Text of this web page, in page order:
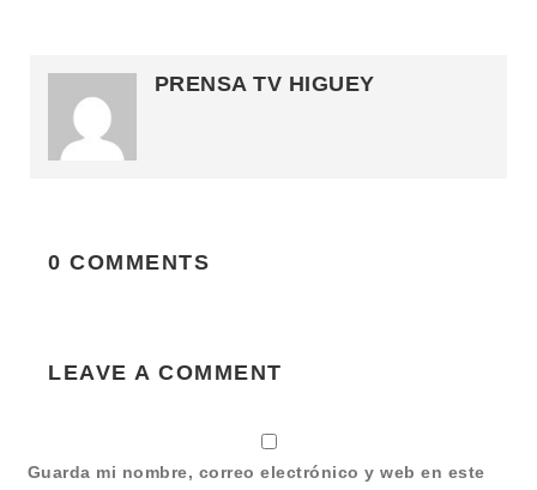
PRENSA TV HIGUEY
0 COMMENTS
LEAVE A COMMENT
Guarda mi nombre, correo electrónico y web en este